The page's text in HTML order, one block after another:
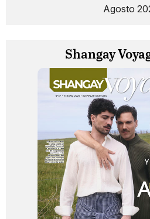
Agosto
Shangay